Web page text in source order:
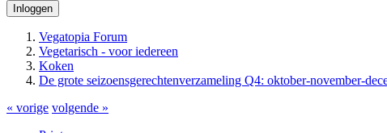
Inloggen
Vegatopia Forum
Vegetarisch - voor iedereen
Koken
De grote seizoensgerechtenverzameling Q4: oktober-november-
« vorige volgende »